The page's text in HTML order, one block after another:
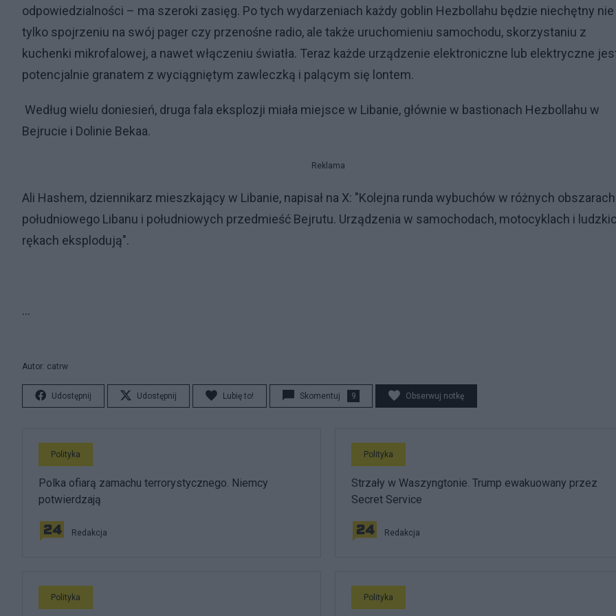
odpowiedzialności – ma szeroki zasięg. Po tych wydarzeniach każdy goblin Hezbollahu będzie niechętny nie
tylko spojrzeniu na swój pager czy przenośne radio, ale także uruchomieniu samochodu, skorzystaniu z
kuchenki mikrofalowej, a nawet włączeniu światła. Teraz każde urządzenie elektroniczne lub elektryczne
potencjalnie granatem z wyciągniętym zawleczką i palącym się lontem.
Według wielu doniesień, druga fala eksplozji miała miejsce w Libanie, głównie w bastionach Hezbollahu w
Bejrucie i Dolinie Bekaa.
Reklama
Ali Hashem, dziennikarz mieszkający w Libanie, napisał na X: "Kolejna runda wybuchów w różnych obszarach
południowego Libanu i południowych przedmieść Bejrutu. Urządzenia w samochodach, motocyklach i
rękach eksplodują".
...
Autor: catrw
Udostępnij Udostępnij Lubię to! Skomentuj 9 Obserwuj notkę
Polityka
Polka ofiarą zamachu terrorystycznego. Niemcy
potwierdzają
Redakcja
Polityka
Strzały w Waszyngtonie. Trump ewakuowany przez
Secret Service
Redakcja
Polityka Polityka